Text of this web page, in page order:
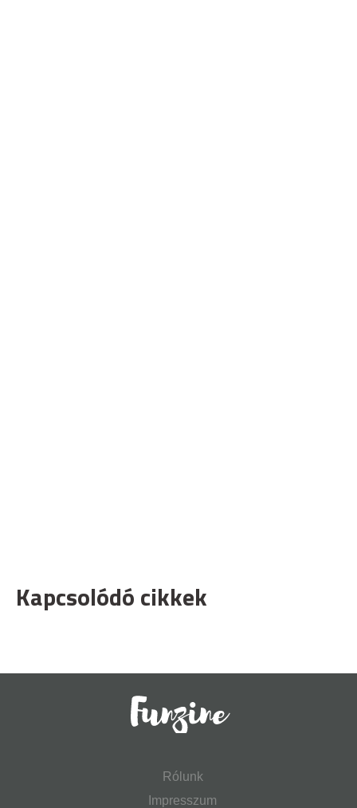
Kapcsolódó cikkek
Rólunk
Impresszum